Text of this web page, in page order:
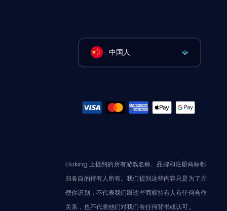
中国人
Eloking 上提到的所有游戏名称、品牌和注册商标都
归各自的持有人所有。我们提到这些内容只是为了方
便你识别，不代表我们跟这些商标持有人有任何合作
关系，也不代表他们对我们有任何背书或认可。